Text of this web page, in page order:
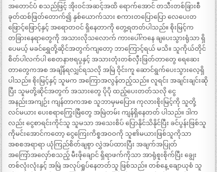
အတောင်ပံ စသည်ဖြင့် အိုးဝင်အဆင့်အထိ ရောက်အောင် တသီးတစ်ခြားစီ
ခုတ်ထစ်ဖြတ်တောက်၍ နှစ်ယောက်သား စကားတပြောပြော လေပေးတ
ဖြောင့်ဖြောင့်နှင့် အရောတဝင် ရှိနေတာကို တွေ့ရတတ်ပါသည်။ စိုးမြင့်က
တခြားနေရာတွေကို အသားလိုသလောက် ကားပေါ်ကနေ ချပေးသွားရုံသာ ရှိ
ပေမယ့် မခင်ရွှေတို့ဆိုင်အတွက်ကျတော့ ဘာကြောင့်ရယ် မသိ။ သူကိုယ်တိုင်
စိတ်ပါလက်ပါ စေတနာဗရပွနှင့် အသားတုံးတစ်လှီးဖြတ်တာတွေ ရေဆေး
တာတွေကအစ အချိန်ရလျှင်ရသလို အမြဲ ဝိုင်းကူ ဆောင်ရွက်ပေးသွားလေ့ရှိ
ပါသည်။ စိုးမြင့်နှင့် သူမက အကြောအလွန်တည့်သည်။ လူရင်း အချင်းချင်းဆို
ပြီး သူမတို့ဆိုင်အတွက် အသားတွေ ပိုပို ထည့်ပေးတတ်သလို ငွေ
အနည်းအကျဉ်း ကျန်တာကအစ သူဘာမှမပြော။ ကုလားစိုးမြင့်ကို သူတို့
လင်မယား ပေးစရာကြွေးမြီတွေ အမြဲတမ်း ကျန်ရှိနေတတ် ပါသည်။ ဒါက
လည်း ငွေစာရင်းကိုင်သူ သူမသာ အသေးစိပ် ပြောနိုင်သိနိုင်ပြီး ခင်ပွန်းဖြစ်သူ
ကိုမင်းအောင်ကတော့ ငွေကြေးကိစ္စအဝဝကို သူ၏မယားဖြစ်သူကိုသာ
အစစအရာရာ ယုံကြည်စိတ်ချစွာ လွှဲအပ်ထားပြီး အချက်အပြုတ်
အကြော်အလှော်စသည့် မီးဖိုချောင် ရှိရာဖက်ကိုသာ အာရုံစူးစိုက်ပြီး ချွေး
တစ်လုံးလုံးနှင့် အမြဲ အလုပ်ရှုပ်နေတတ်သူ ဖြစ်သည်။ တစ်နေ့ ချောယုစံ သူ